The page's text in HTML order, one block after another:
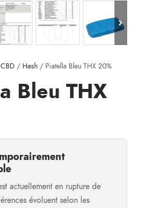
/ Hash / Piatella Bleu THX 20%
Bleu THX
actuellement en rupture de
évoluent selon les